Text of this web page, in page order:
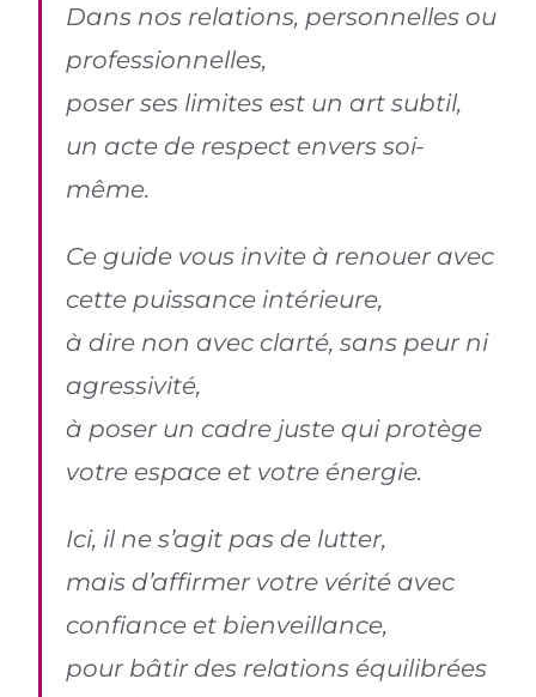
Dans nos relations, personnelles ou
professionnelles,
poser ses limites est un art subtil,
un acte de respect envers soi-
même.
Ce guide vous invite à renouer avec
cette puissance intérieure,
à dire non avec clarté, sans peur ni
agressivité,
à poser un cadre juste qui protège
votre espace et votre énergie.
Ici, il ne s’agit pas de lutter,
mais d’affirmer votre vérité avec
confiance et bienveillance,
pour bâtir des relations équilibrées